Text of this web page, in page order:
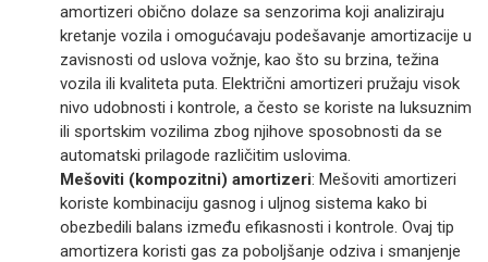
amortizeri obično dolaze sa senzorima koji analiziraju
kretanje vozila i omogućavaju podešavanje amortizacije u
zavisnosti od uslova vožnje, kao što su brzina, težina
vozila ili kvaliteta puta. Električni amortizeri pružaju visok
nivo udobnosti i kontrole, a često se koriste na luksuznim
ili sportskim vozilima zbog njihove sposobnosti da se
automatski prilagode različitim uslovima.
Mešoviti (kompozitni) amortizeri: Mešoviti amortizeri
koriste kombinaciju gasnog i uljnog sistema kako bi
obezbedili balans između efikasnosti i kontrole. Ovaj tip
amortizera koristi gas za poboljšanje odziva i smanjenje